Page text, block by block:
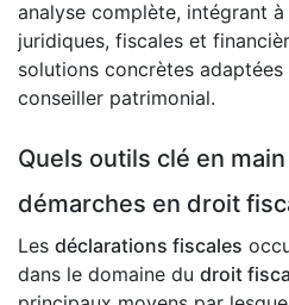
analyse complète, intégrant
juridiques, fiscales et
solutions concrètes
conseiller patrimonial.
Quels outils clé en
démarches en droit
Les déclarations fiscales
dans le domaine du droit